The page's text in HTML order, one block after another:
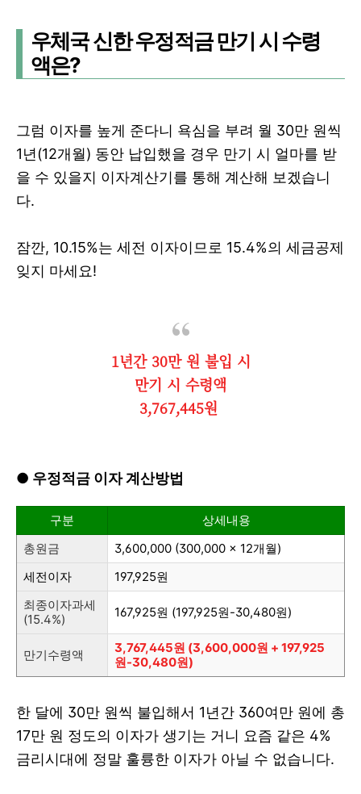
우체국 신한 우정적금 만기 시 수령
액은?
그럼 이자를 높게 준다니 욕심을 부려 월 30만 원씩
1년(12개월) 동안 납입했을 경우 만기 시 얼마를 받
을 수 있을지 이자계산기를 통해 계산해 보겠습니
다.
잠깐, 10.15%는 세전 이자이므로 15.4%의 세금공제
잊지 마세요!
1년간 30만 원 불입 시
만기 시 수령액
3,767,445원
● 우정적금 이자 계산방법
구분
상세내용
총원금
3,600,000 (300,000 x 12개월)
세전이자
197,925원
최종이자과세
(15.4%)
167,925원 (197,925원-30,480원)
만기수령액 3,767,445원 (3,600,000원 + 197,925
원-30,480원)
한 달에 30만 원씩 불입해서 1년간 360여만 원에 총
17만 원 정도의 이자가 생기는 거니 요즘 같은 4%
금리시대에 정말 훌륭한 이자가 아닐 수 없습니다.